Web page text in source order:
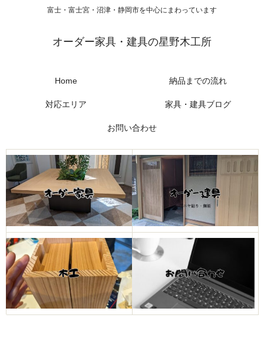
富士・富士宮・沼津・静岡市を中心にまわっています
オーダー家具・建具の星野木工所
Home 納品までの流れ
対応エリア 家具・建具ブログ
お問い合わせ